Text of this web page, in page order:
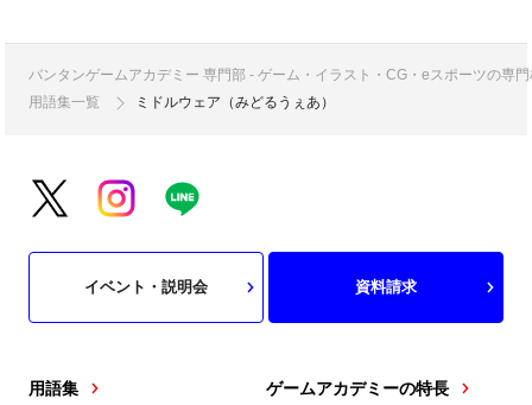
バンタンゲームアカデミー 専門部 - ゲーム・イラスト・CG・eスポーツの専
用語集一覧
ミドルウェア（みどるうぇあ）
用語集
ゲームアカデミーの特長
イベント・説明会 資料請求